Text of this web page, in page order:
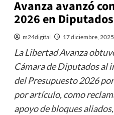
Avanza avanzó
2026 en Diputados
m24digital 17 diciembre, 2025
La Libertad Avanza
Cámara de Diputados al
del Presupuesto 2026
por artículo, como
apoyo de bloques